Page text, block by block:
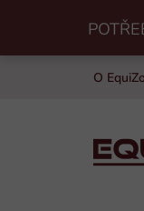
obsah
O